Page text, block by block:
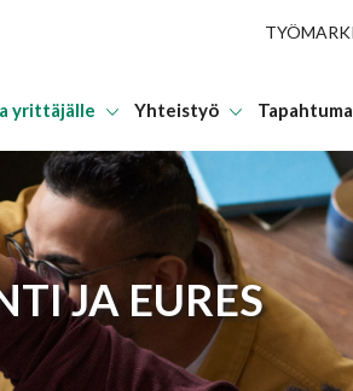
yrittäjälle Yhteistyö
JA EURES